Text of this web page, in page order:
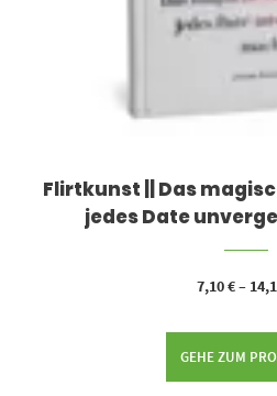
Flirtkunst || Das
jedes Date
7,10€–
GEHE ZUM